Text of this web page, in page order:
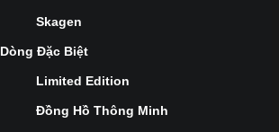
Skagen
Dòng Đặc Biệt
Limited Edition
Đồng Hồ Thông Minh